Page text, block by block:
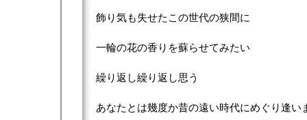
飾り気も失せたこの世代の狭間に
一輪の花の香りを蘇らせてみたい
繰り返し繰り返し思う
あなたとは幾度か昔の遠い時代にめぐり逢い